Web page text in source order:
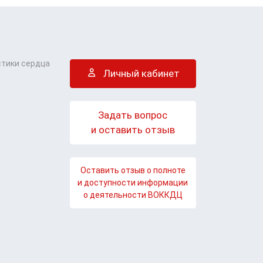
сердца
Личный кабинет
Задать вопрос
и оставить отзыв
Оставить отзыв о полноте
и доступности информации
о деятельности ВОККДЦ